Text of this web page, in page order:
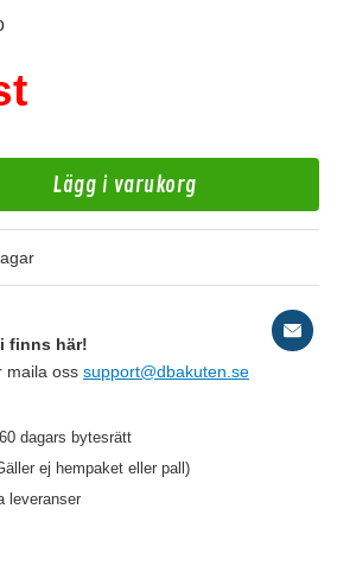
Lägg i varukorg
finns här!
maila oss support@dbakuten.se
dagars bytesrätt
ej hempaket eller pall)
leveranser